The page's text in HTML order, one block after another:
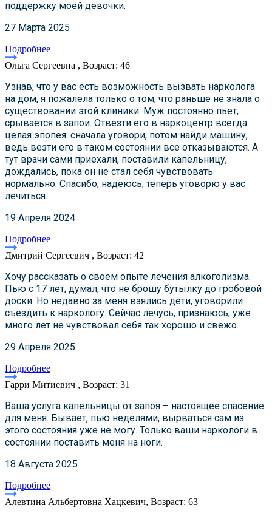
поддержку моей девочки.
27 Марта 2025
Подробнее
Ольга Сергеевна , Возраст: 46
Узнав, что у вас есть возможность вызвать нарколога
на дом, я пожалела только о том, что раньше не знала о
существовании этой клиники. Муж постоянно пьет,
срывается в запои. Отвезти его в наркоцентр всегда
целая эпопея: сначала уговори, потом найди машину,
ведь везти его в таком состоянии все отказываются. А
тут врачи сами приехали, поставили капельницу,
дождались, пока он не стал себя чувствовать
нормально. Спасибо, надеюсь, теперь уговорю у вас
лечиться.
19 Апреля 2024
Подробнее
Дмитрий Сергеевич , Возраст: 42
Хочу рассказать о своем опыте лечения алкоголизма.
Пью с 17 лет, думал, что не брошу бутылку до гробовой
доски. Но недавно за меня взялись дети, уговорили
съездить к наркологу. Сейчас лечусь, признаюсь, уже
много лет не чувствовал себя так хорошо и свежо.
29 Апреля 2025
Подробнее
Гарри Митиевич , Возраст: 31
Ваша услуга капельницы от запоя – настоящее спасение
для меня. Бывает, пью неделями, вырваться сам из
этого состояния уже не могу. Только ваши наркологи в
состоянии поставить меня на ноги.
18 Августа 2025
Подробнее
Алевтина Альбертовна Хацкевич, Возраст: 63